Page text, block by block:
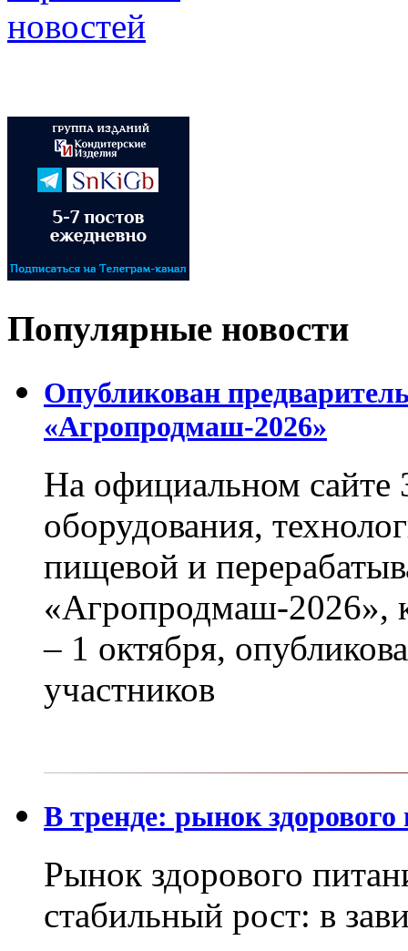
Популярные новости
Опубликован
«Агропродмаш-2026»
На официальном сайте
оборудования,
пищевой и
«Агропродмаш-2026»,
– 1 октября,
участников
В тренде: рынок
Рынок здорового
стабильный рост: в